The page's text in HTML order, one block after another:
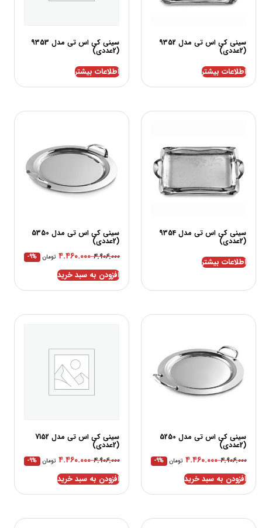
سینی کی اس تی مدل 9352
(2عددی)
اطلاعات بیشتر
سینی کی اس تی مدل 9353
(2عددی)
اطلاعات بیشتر
سینی کی اس تی مدل 9354
(2عددی)
اطلاعات بیشتر
سینی کی اس تی مدل 5350
(2عددی)
۴.۹۰۶.۰۰۰ ۴.۴۶۰.۰۰۰ تومان -9%
افزودن به سبد خرید
سینی کی اس تی مدل 5250
(2عددی)
۴.۹۰۶.۰۰۰ ۴.۴۶۰.۰۰۰ تومان -9%
افزودن به سبد خرید
سینی کی اس تی مدل 7152
(2عددی)
۴.۹۰۶.۰۰۰ ۴.۴۶۰.۰۰۰ تومان -9%
افزودن به سبد خرید